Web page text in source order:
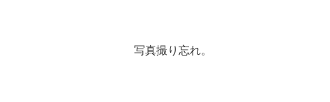
写真撮り忘れ。